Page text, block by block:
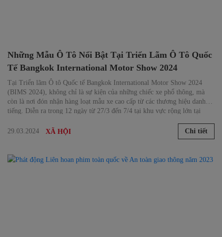
Những Mẫu Ô Tô Nổi Bật Tại Triển Lãm Ô Tô Quốc
Tế Bangkok International Motor Show 2024
Tại Triển lãm Ô tô Quốc tế Bangkok International Motor Show 2024
(BIMS 2024), không chỉ là sự kiện của những chiếc xe phổ thông, mà
còn là nơi đón nhận hàng loạt mẫu xe cao cấp từ các thương hiệu danh
tiếng. Diễn ra trong 12 ngày từ 27/3 đến 7/4 tại khu vực rộng lớn tại
BIMS 2024 đã thu hút sự tham gia của 49 thương hiệu ô tô và xe máy
29.03.2024 XÃ HỘI Chi tiết